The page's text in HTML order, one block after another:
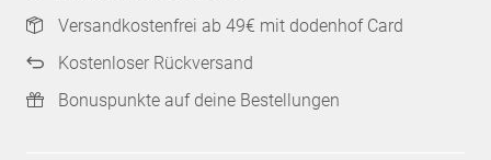
Versandkostenfrei ab 49€ mit dodenhof Card
Kostenloser Rückversand
Bonuspunkte auf deine Bestellungen